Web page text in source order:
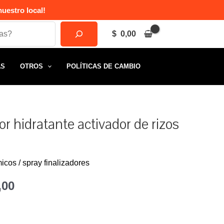
local!
$ 0,00
OTROS POLÍTICAS DE CAMBIO
hidratante activador de rizos
/ spray finalizadores
El